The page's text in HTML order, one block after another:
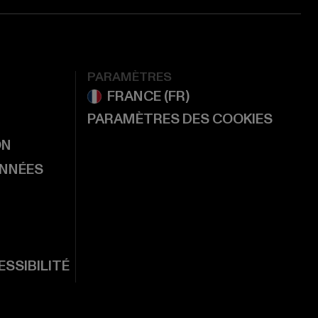
PARAMÈTRES
PARAMÈTRES DES COOKIES